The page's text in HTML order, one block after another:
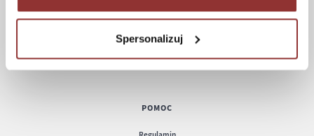
Spersonalizuj
Koszt dostawy
Informacje techniczne
POMOC